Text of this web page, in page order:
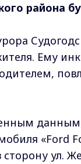
района
Ему
«Ford
ул.